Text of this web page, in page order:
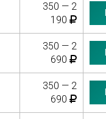
350 — 2
190
350 — 2
690
350 — 2
690